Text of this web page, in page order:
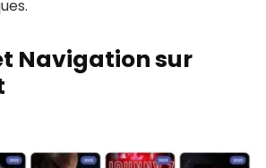
Navigation sur